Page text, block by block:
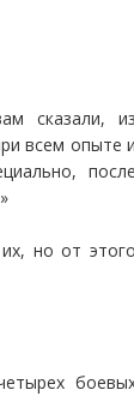
сказали,
всем опыте
но от